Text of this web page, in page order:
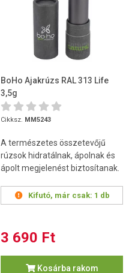
BoHo Ajakrúzs RAL 313 Life
3,5g
Cikksz. MM5243
A természetes összetevőjű
rúzsok hidratálnak, ápolnak és
ápolt megjelenést biztosítanak.
Kifutó, már csak: 1 db
3 690 Ft
Kosárba rakom